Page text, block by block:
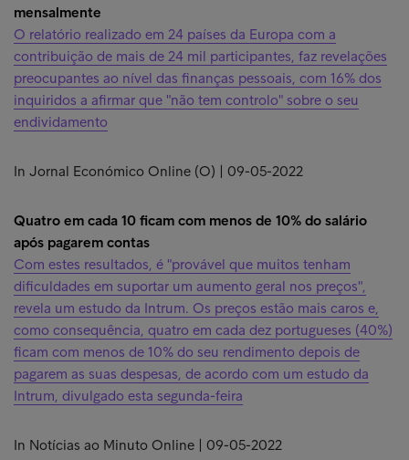
mensalmente
O relatório realizado em 24 países da Europa com a
contribuição de mais de 24 mil participantes, faz revelações
preocupantes ao nível das finanças pessoais, com 16% dos
inquiridos a afirmar que "não tem controlo" sobre o seu
endividamento
In Jornal Económico Online (O) | 09-05-2022
Quatro em cada 10 ficam com menos de 10% do salário
após pagarem contas
Com estes resultados, é "provável que muitos tenham
dificuldades em suportar um aumento geral nos preços",
revela um estudo da Intrum. Os preços estão mais caros e,
como consequência, quatro em cada dez portugueses (40%)
ficam com menos de 10% do seu rendimento depois de
pagarem as suas despesas, de acordo com um estudo da
Intrum, divulgado esta segunda-feira
In Notícias ao Minuto Online | 09-05-2022